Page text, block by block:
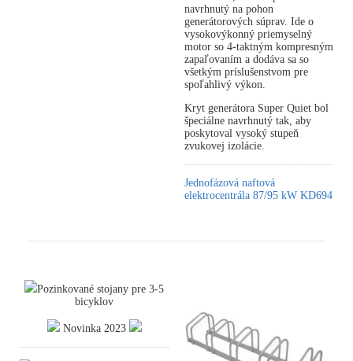
navrhnutý na pohon
generátorových súprav. Ide o
vysokovýkonný priemyselný
motor so 4-taktným kompresným
zapaľovaním a dodáva sa so
všetkým príslušenstvom pre
spoľahlivý výkon.
Kryt generátora Super Quiet bol
špeciálne navrhnutý tak, aby
poskytoval vysoký stupeň
zvukovej izolácie.
Jednofázová naftová
elektrocentrála 87/95 kW KD694
Pozinkované stojany pre 3-5
bicyklov
Novinka 2023